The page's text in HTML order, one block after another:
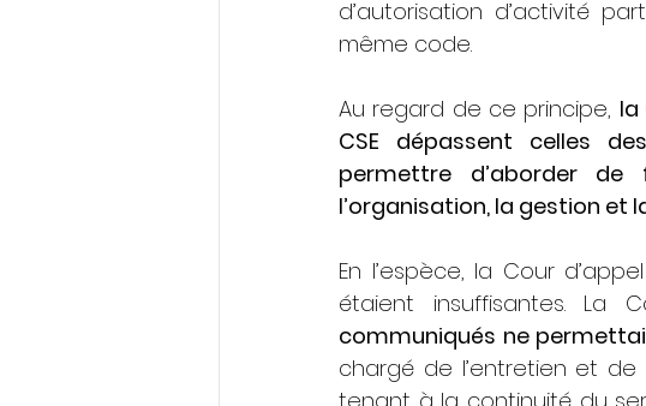
d’autorisation d’activité
même code.
Au regard de ce principe, la
CSE dépassent celles
permettre d’aborder de
l’organisation, la gestion et
En l’espèce, la Cour
étaient insuffisantes. La
chargé de l’entretien et de